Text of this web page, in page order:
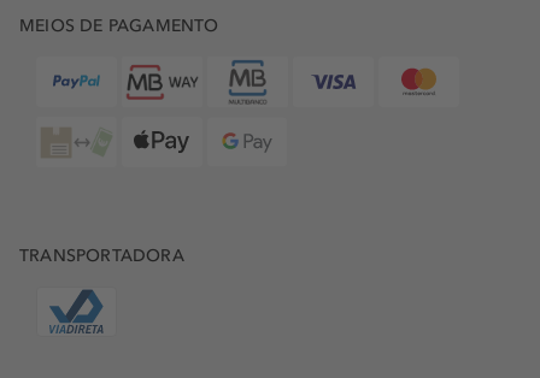
MEIOS DE PAGAMENTO
TRANSPORTADORA